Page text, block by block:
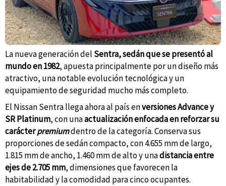
La nueva generación del Sentra, sedán que se presentó al
mundo en 1982, apuesta principalmente por un diseño más
atractivo, una notable evolución tecnológica y un
equipamiento de seguridad mucho más completo.
El Nissan Sentra llega ahora al país enversiones Advance y
SR Platinum, con unaactualización enfocada en reforzar su
carácterpremiumdentro de la categoría. Conserva sus
proporciones de sedán compacto, con 4.655 mm de largo,
1.815 mm de ancho, 1.460 mm de alto y unadistancia entre
ejes de 2.705 mm, dimensiones que favorecen la
habitabilidad y la comodidad para cinco ocupantes.